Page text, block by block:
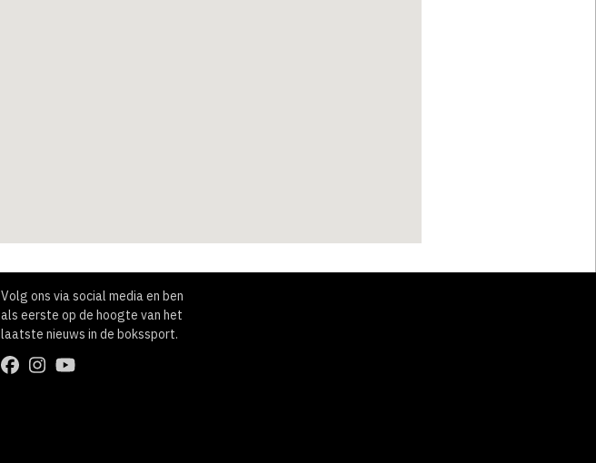
Volg ons via social media en ben
als eerste op de hoogte van het
laatste nieuws in de bokssport.